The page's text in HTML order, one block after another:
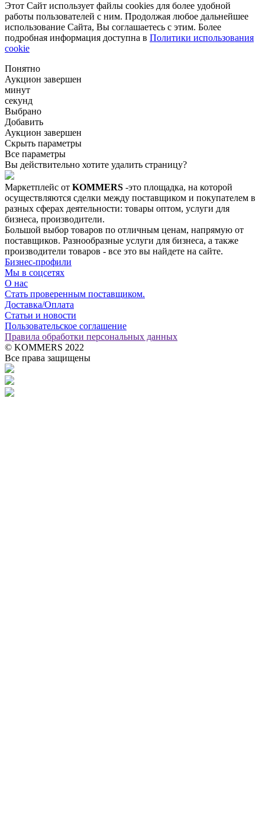
Этот Сайт использует файлы cookies для более удобной
работы пользователей с ним. Продолжая любое дальнейшее
использование Сайта, Вы соглашаетесь с этим. Более
подробная информация доступна в Политики использования
cookie
Понятно
Аукцион завершен
минут
секунд
Выбрано
Добавить
Аукцион завершен
Скрыть параметры
Все параметры
Вы действительно хотите удалить страницу?
Маркетплейс от KOMMERS -это площадка, на которой
осуществляются сделки между поставщиком и покупателем в
разных сферах деятельности: товары оптом, услуги для
бизнеса, производители.
Большой выбор товаров по отличным ценам, напрямую от
поставщиков. Разнообразные услуги для бизнеса, а также
производители товаров - все это вы найдете на сайте.
Бизнес-профили
Мы в соцсетях
О нас
Стать проверенным поставщиком.
Доставка/Оплата
Статьи и новости
Пользовательское соглашение
Правила обработки персональных данных
© KOMMERS 2022
Все права защищены